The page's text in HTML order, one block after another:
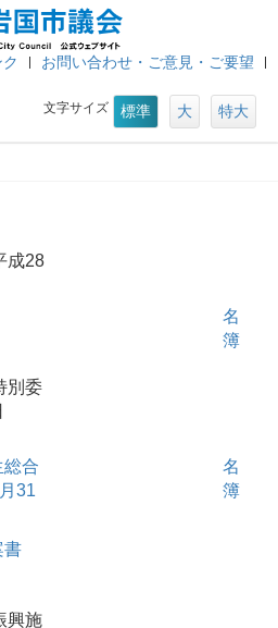
ク お問い合わせ・ご意見・ご要望
文字サイズ 標準 大 特大
成28
名
簿
別委
総合
31
名
簿
書
興施